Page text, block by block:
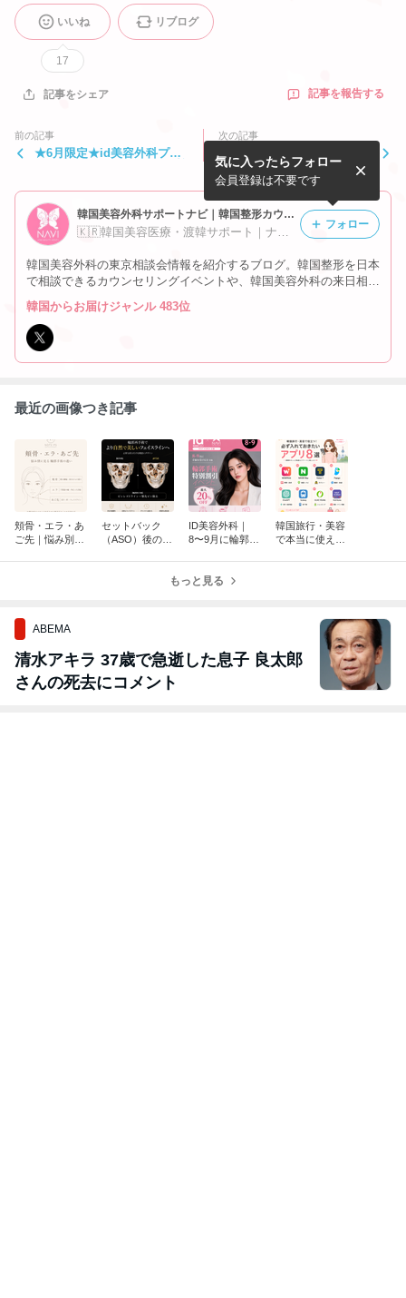
いいね
17
リブログ
記事をシェア 記事を報告する
前の記事
★6月限定★id美容外科プラ
次の記事
”引き締めたい部分を集中的
に！ダイエットよりも確実な
効果★脂肪吸引★：韓国整形
サポート”
韓国美容外科サポートナビ｜韓国整形カウンセリング情報
🇰🇷韓国美容医療・渡韓サポート｜ナビコリア
韓国美容外科の東京相談会情報を紹介するブログ。韓国整形を日本
で相談できるカウンセリングイベントや、韓国美容外科の来日相談
会、韓国整形情報を発信しています。東京で開催される韓国美容外
科の相談会情報をまとめています。
気に入ったらフォロー
会員登録は不要です
フォロー
韓国からお届けジャンル 483位
最近の画像つき記事
頬骨・エラ・あ
ご先｜悩み別に
セットバック
（ASO）後の輪
ID美容外科｜
8〜9月に輪郭手
FFキャンペーン
韓国旅行・美容
で本当に使える
もっと見る
ABEMA
清水アキラ 37歳で急逝した息子 良太郎
さんの死去にコメント